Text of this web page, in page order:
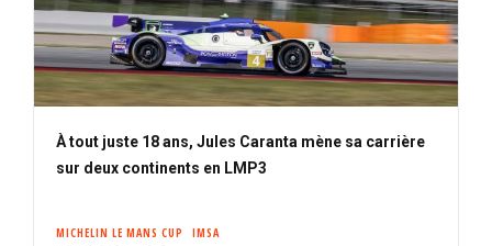
À tout juste 18 ans, Jules Caranta mène sa carrière
sur deux continents en LMP3
MICHELIN LE MANS CUP IMSA